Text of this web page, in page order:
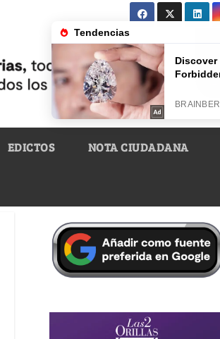
EDICTOS NOTA CIUDADANA